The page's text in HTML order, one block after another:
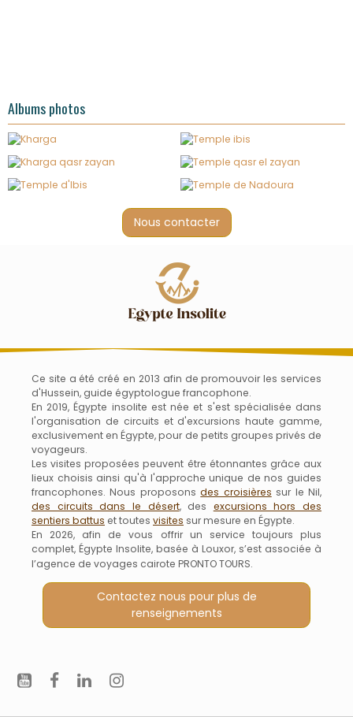
Albums photos
Nous contacter
Ce site a été créé en 2013 afin de promouvoir les services
d'Hussein, guide égyptologue francophone.
En 2019, Égypte insolite est née et s'est spécialisée dans
l'organisation de circuits et d'excursions haute gamme,
exclusivement en Égypte, pour de petits groupes privés de
voyageurs.
Les visites proposées peuvent être étonnantes grâce aux
lieux choisis ainsi qu'à l'approche unique de nos guides
francophones. Nous proposonsdes croisières sur le Nil,
des circuits dans le désert, des excursions hors des
sentiers battus et toutes visites sur mesure en Égypte.
En 2026, afin de vous offrir un service toujours plus
complet, Égypte Insolite, basée à Louxor, s’est associée à
l’agence de voyages cairote PRONTO TOURS.
Contactez nous pour plus de
renseignements